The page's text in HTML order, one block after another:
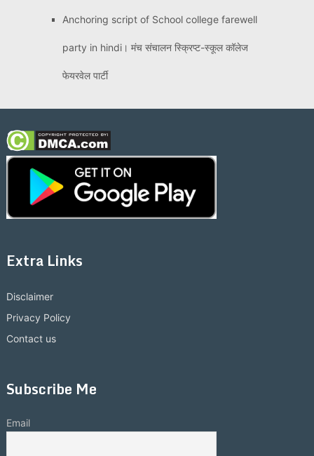
Anchoring script of School college farewell
party in hindi। मंच संचालन स्क्रिप्ट-स्कूल कॉलेज
फेयरवेल पार्टी
Extra Links
Disclaimer
Privacy Policy
Contact us
Subscribe Me
Email